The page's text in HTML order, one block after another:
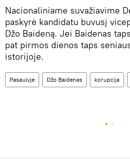
Nacionaliniame suvažiavime
paskyrė kandidatu buvusį
Džo Baideną. Jei Baidenas
pat pirmos dienos taps
istorijoje.
Pasaulyje Džo Baidenas korupcija